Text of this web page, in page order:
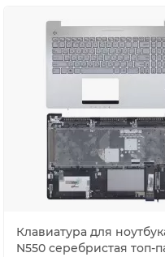
Клавиатура для
N550 серебристая топ-